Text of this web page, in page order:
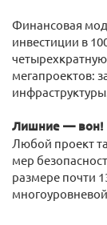
Финансовая
инвестиции в
четырехкратную
мегапроектов:
Лишние — вон!
Любой проект
мер
размере почти